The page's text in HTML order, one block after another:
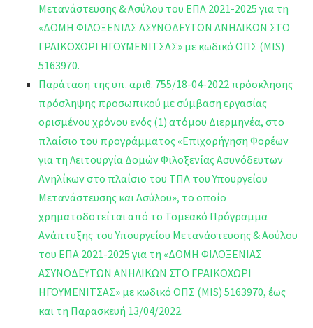
Μετανάστευσης & Ασύλου του ΕΠΑ 2021-2025 για τη
«ΔΟΜΗ ΦΙΛΟΞΕΝΙΑΣ ΑΣΥΝΟΔΕΥΤΩΝ ΑΝΗΛΙΚΩΝ ΣΤΟ
ΓΡΑΙΚΟΧΩΡΙ ΗΓΟΥΜΕΝΙΤΣΑΣ» με κωδικό ΟΠΣ (MIS)
5163970.
Παράταση της υπ. αριθ. 755/18-04-2022 πρόσκλησης
πρόσληψης προσωπικού με σύμβαση εργασίας
ορισμένου χρόνου ενός (1) ατόμου Διερμηνέα, στο
πλαίσιο του προγράμματος «Επιχορήγηση Φορέων
για τη Λειτουργία Δομών Φιλοξενίας Ασυνόδευτων
Ανηλίκων στο πλαίσιο του ΤΠΑ του Υπουργείου
Μετανάστευσης και Ασύλου», το οποίο
χρηματοδοτείται από το Τομεακό Πρόγραμμα
Ανάπτυξης του Υπουργείου Μετανάστευσης & Ασύλου
του ΕΠΑ 2021-2025 για τη «ΔΟΜΗ ΦΙΛΟΞΕΝΙΑΣ
ΑΣΥΝΟΔΕΥΤΩΝ ΑΝΗΛΙΚΩΝ ΣΤΟ ΓΡΑΙΚΟΧΩΡΙ
ΗΓΟΥΜΕΝΙΤΣΑΣ» με κωδικό ΟΠΣ (MIS) 5163970, έως
και τη Παρασκευή 13/04/2022.